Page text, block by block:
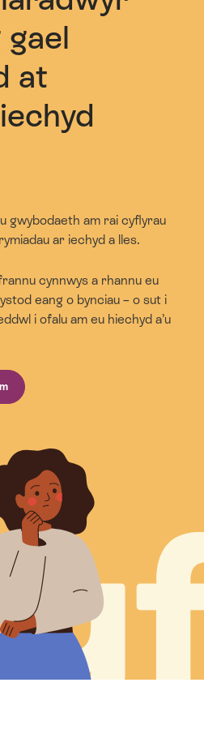
gael
at
gwybodaeth am rai cyflyrau
ar iechyd a lles.
cynnwys a rhannu eu
eang o bynciau – o sut i
i ofalu am eu hiechyd a’u